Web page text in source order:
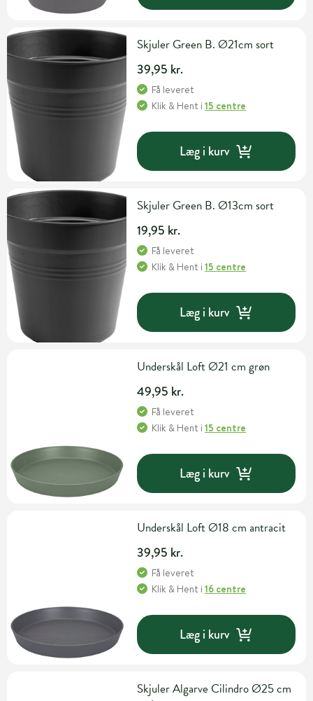
Skjuler Green B. Ø21cm sort
39,95 kr.
Få leveret
Klik & Hent i15 centre
Læg i kurv
Skjuler Green B. Ø13cm sort
19,95 kr.
Få leveret
Klik & Hent i15 centre
Læg i kurv
Underskål Loft Ø21 cm grøn
49,95 kr.
Få leveret
Klik & Hent i15 centre
Læg i kurv
Underskål Loft Ø18 cm antracit
39,95 kr.
Få leveret
Klik & Hent i16 centre
Læg i kurv
Skjuler Algarve Cilindro Ø25 cm